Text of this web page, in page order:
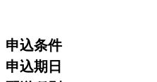
申込条件
申込期日